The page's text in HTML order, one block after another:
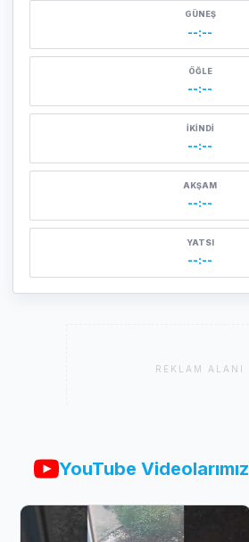
GÜNEŞ
--:--
ÖĞLE
--:--
İKINDI
--:--
AKŞAM
--:--
YATSI
--:--
REKLAM ALANI
YouTube Videolarımız